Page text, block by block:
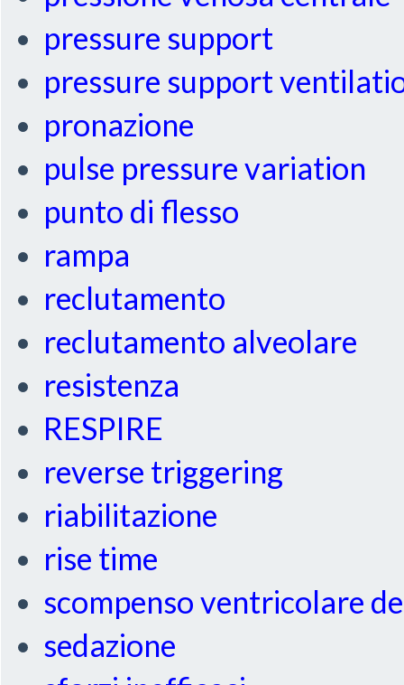
pressure support
pressure support
pronazione
pulse pressure variation
punto di flesso
rampa
reclutamento
reclutamento alveolare
resistenza
RESPIRE
reverse triggering
riabilitazione
rise time
scompenso ventricolare
sedazione